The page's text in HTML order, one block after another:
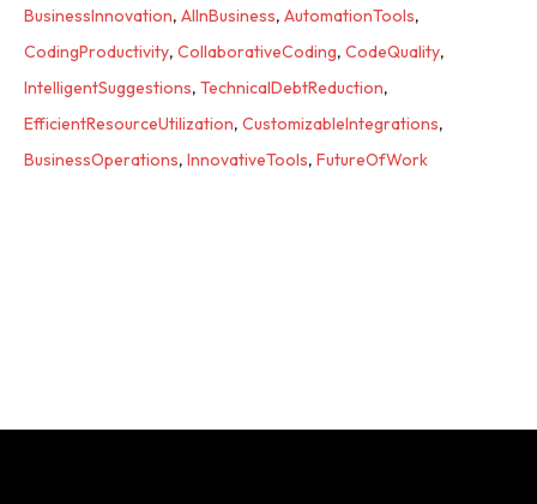
BusinessInnovation, AIInBusiness, AutomationTools,
CodingProductivity, CollaborativeCoding, CodeQuality,
IntelligentSuggestions, TechnicalDebtReduction,
EfficientResourceUtilization, CustomizableIntegrations,
BusinessOperations, InnovativeTools, FutureOfWork